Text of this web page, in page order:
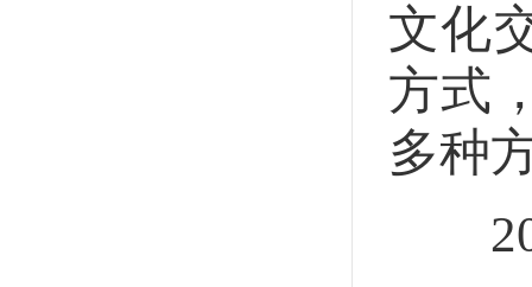
文化
方式
多种